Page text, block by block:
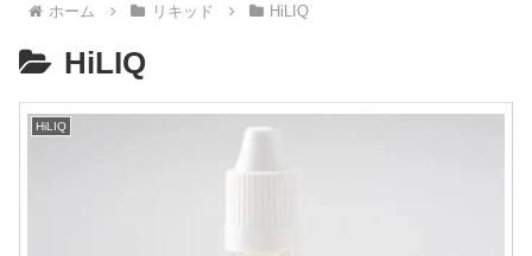
ホーム リキッド HiLIQ
HiLIQ
HiLIQ